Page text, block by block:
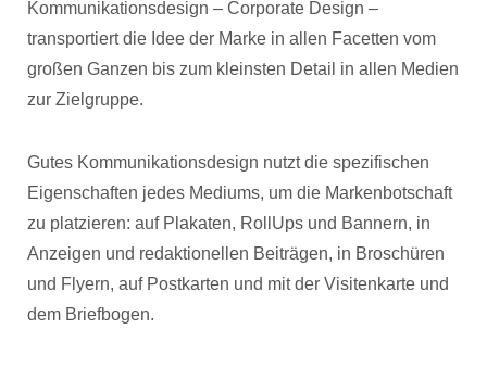
Kommunikationsdesign – Corporate Design –
transportiert die Idee der Marke in allen Facetten vom
großen Ganzen bis zum kleinsten Detail in allen Medien
zur Zielgruppe.
Gutes Kommunikationsdesign nutzt die spezifischen
Eigenschaften jedes Mediums, um die Markenbotschaft
zu platzieren: auf Plakaten, RollUps und Bannern, in
Anzeigen und redaktionellen Beiträgen, in Broschüren
und Flyern, auf Postkarten und mit der Visitenkarte und
dem Briefbogen.